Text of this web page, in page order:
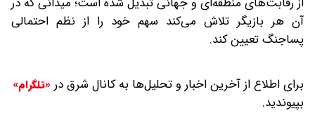
آن هر بازیگر تلاش می‌کند سهم خود را از نظم احتمالی
پساجنگ تعیین کند.
برای اطلاع از آخرین اخبار و تحلیل‌ها به کانال شرق در «تلگرام»
بپیوندید.